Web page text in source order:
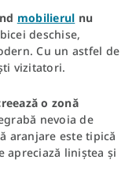
mobilierul nu
deschise,
Cu un astfel de
vizitatori.
o zonă
nevoia de
aranjare este tipică
apreciază liniștea și